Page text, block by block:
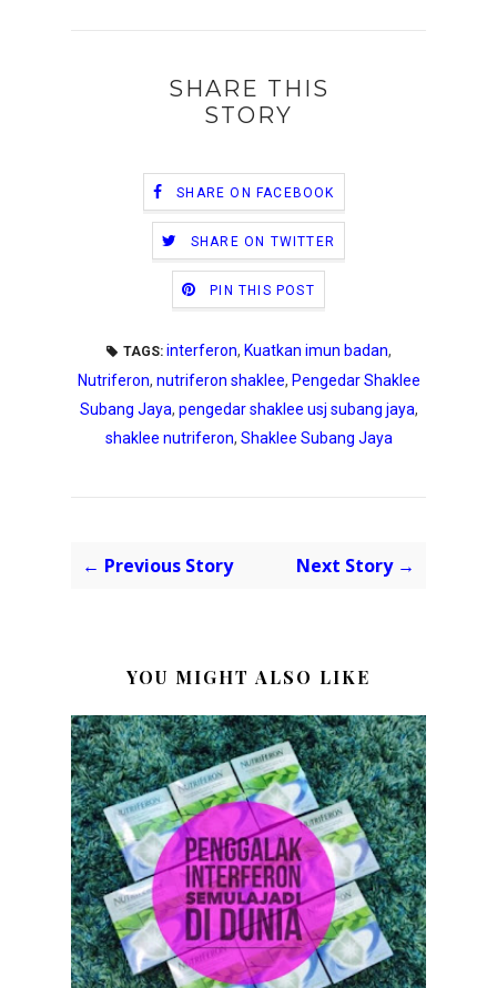
SHARE THIS
STORY
SHARE ON FACEBOOK
SHARE ON TWITTER
PIN THIS POST
TAGS: interferon, Kuatkan imun badan,
Nutriferon, nutriferon shaklee, Pengedar Shaklee
Subang Jaya, pengedar shaklee usj subang jaya,
shaklee nutriferon, Shaklee Subang Jaya
← Previous Story Next Story →
YOU MIGHT ALSO LIKE